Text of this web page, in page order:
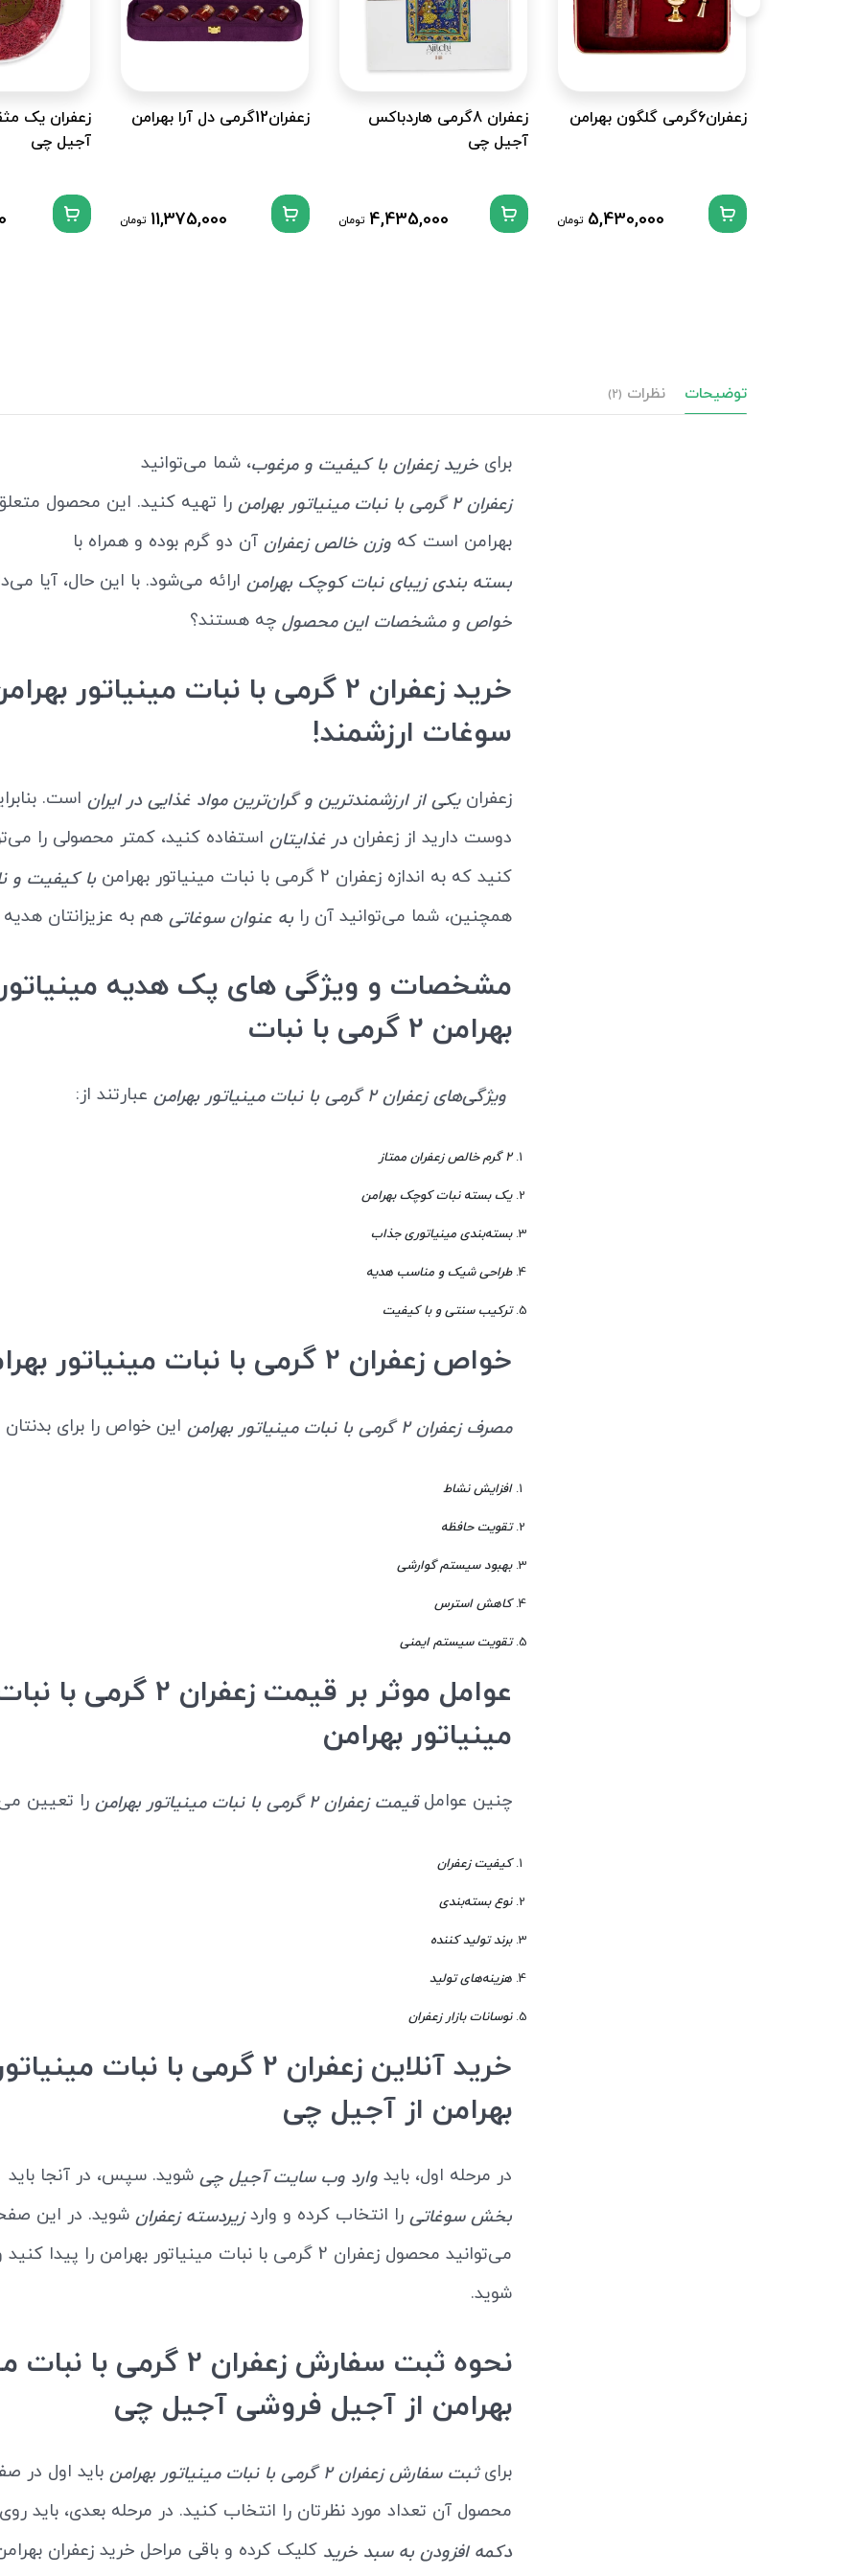
زعفران6گرمی گلگون بهرامن
5,430,000 تومان
زعفران 8گرمی هاردباکس
آجیل چی
4,435,000 تومان
زعفران12گرمی دل آرا بهرامن
11,375,000 تومان
زعفران یک
آجیل چی
توضیحات نظرات (2)
برای خرید زعفران با کیفیت و مرغوب، شما می‌توانید
زعفران 2 گرمی با نبات مینیاتور بهرامن
را تهیه کنید. این محصول
بهرامن است که وزن خالص زعفران آن دو گرم بوده و همراه با
بسته بندی زیبای نبات کوچک بهرامن ارائه می‌شود. با این حال، آیا
خواص و مشخصات این محصول چه هستند؟
خرید زعفران 2 گرمی با نبات مینیاتور
سوغات ارزشمند!
زعفرانیکی از ارزشمندترین و گران‌ترین مواد غذایی در ایران است.
دوست دارید از زعفران در غذایتان استفاده کنید، کمتر محصولی را
کنید که به اندازه زعفران 2 گرمی با نبات مینیاتور بهرامن
با کیفیت و
همچنین، شما می‌توانید آن را به عنوان سوغاتی هم به عزیزانتان
مشخصات و ویژگی های پک هدیه
بهرامن 2 گرمی با نبات
ویژگی‌های زعفران 2 گرمی با نبات مینیاتور بهرامن عبارتند از:
2 گرم خالص زعفران ممتاز
یک بسته نبات کوچک بهرامن
بسته‌بندی مینیاتوری جذاب
طراحی شیک و مناسب هدیه
ترکیب سنتی و با کیفیت
خواص زعفران 2 گرمی با نبات مینیاتور بهرامن
مصرف زعفران 2 گرمی با نبات مینیاتور بهرامن این خواص را برای بدنتان
افزایش نشاط
تقویت حافظه
بهبود سیستم گوارشی
کاهش استرس
تقویت سیستم ایمنی
عوامل موثر بر قیمت زعفران 2 گرمی با
مینیاتور بهرامن
چنین عواملقیمت زعفران 2 گرمی با نبات مینیاتور بهرامن را تعیین
کیفیت زعفران
نوع بسته‌بندی
برند تولید کننده
هزینه‌های تولید
نوسانات بازار زعفران
خرید آنلاین زعفران 2 گرمی با نبات
بهرامن از آجیل چی
در مرحله اول، باید وارد وب سایت آجیل چی شوید. سپس، در آنجا باید
بخش سوغاتی را انتخاب کرده و واردزیردسته زعفران شوید. در این
می‌توانید محصول زعفران 2 گرمی با نبات مینیاتور بهرامن را پیدا
شوید.
نحوه ثبت سفارش زعفران 2 گرمی
بهرامن از آجیل فروشی آجیل چی
برایثبت سفارش زعفران 2 گرمی با نبات مینیاتور بهرامن
باید اول در
محصول آن تعداد مورد نظرتان را انتخاب کنید. در مرحله بعدی، باید روی
دکمه افزودن به سبد خرید